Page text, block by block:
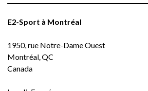
E2-Sport à Montréal
1950, rue Notre-Dame Ouest
Montréal, QC
Canada